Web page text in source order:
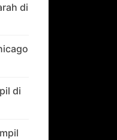
di
di